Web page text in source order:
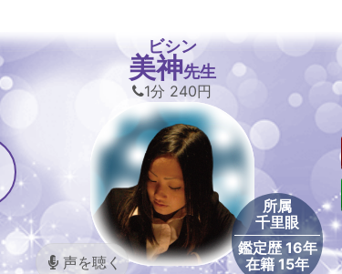
ビシン
美神先生
声を聴く
所属
千里眼
鑑定歴 16年
在籍 15年
1分 240円